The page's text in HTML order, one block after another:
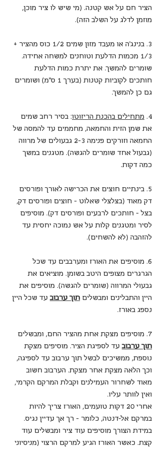
הציר חם על אש קטנה. (מי שיש לו ציר מוכן,
מוזמן לדלג על השלב הזה).
3. בנינג'ה או מעבד מזון שמים 1/2 כוס מהציר +
1/3 מכמות הדלעת וטוחנים למשחה אחידה.
שומרים להמשך. את יתרת כמות הדלעת
חותכים לקוביות קטנות (בערך 1 ס"מ) ושומרים
גם כן להמשך.
4. מתחילים בהכנת הריזוטו: בסיר רחב שמים
את שמן הזית והחמאה, מחממים עד להמסה של
החמאה וזורקים פנימה 2-3 גבעולים של מרווה
(גבעול אחד שומרים להגשה). מטגנים במשך
כמה דקות.
5. בינתיים חוצים את הכרישה לאורך ופורסים
דק מאוד (בצלצלי שאלוט - חוצים ופורסים דק,
בצל - חותכים לרבעים ופורסים דק). מוסיפים
לסיר ומטגנים קלות על אש נמוכה יחסית עד
להזהבה (לא להשחים).
6. מוסיפים את האורז ומערבבים עד שכל
הגרגרים מצופים היטב בשומן. מוציאים את
גבעולי המרווה (שומרים להגשה). מוסיפים את
היין והתבלינים ומבשלים תוך ערבוב עד שכל היין
נספג באורז.
7. מוסיפים מצקת אחת מהציר החם, ומבשלים
תוך ערבוב עד לספיגת הציר. מוסיפים מצקת
נוספת, ממשיכים לבשל תוך ערבוב עד לספיגה,
וכך הלאה מצקת אחר מצקת. הערבוב חשוב
מאוד לשחרור העמילנים וקבלת המרקם הקרמי,
ואין לוותר עליו.
אחרי 20 דקות טועמים, האורז צריך להיות
במרקם אל-דנטה, כלומר - רך אך עדיין נגיס.
במידת הצורך מוסיפים עוד ציר ומבשלים עוד
קצת. כאשר האורז הגיע למרקם הרצוי (מניסיוני